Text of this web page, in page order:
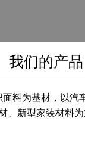
我们的产品
料为基材，以汽
、新型家装材料为